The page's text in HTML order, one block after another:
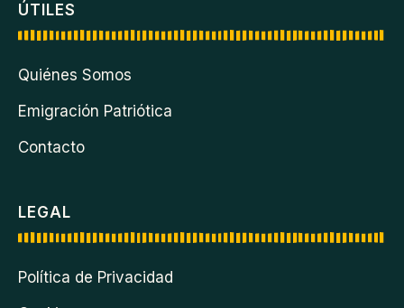
ÚTILES
Quiénes Somos
Emigración Patriótica
Contacto
LEGAL
Política de Privacidad